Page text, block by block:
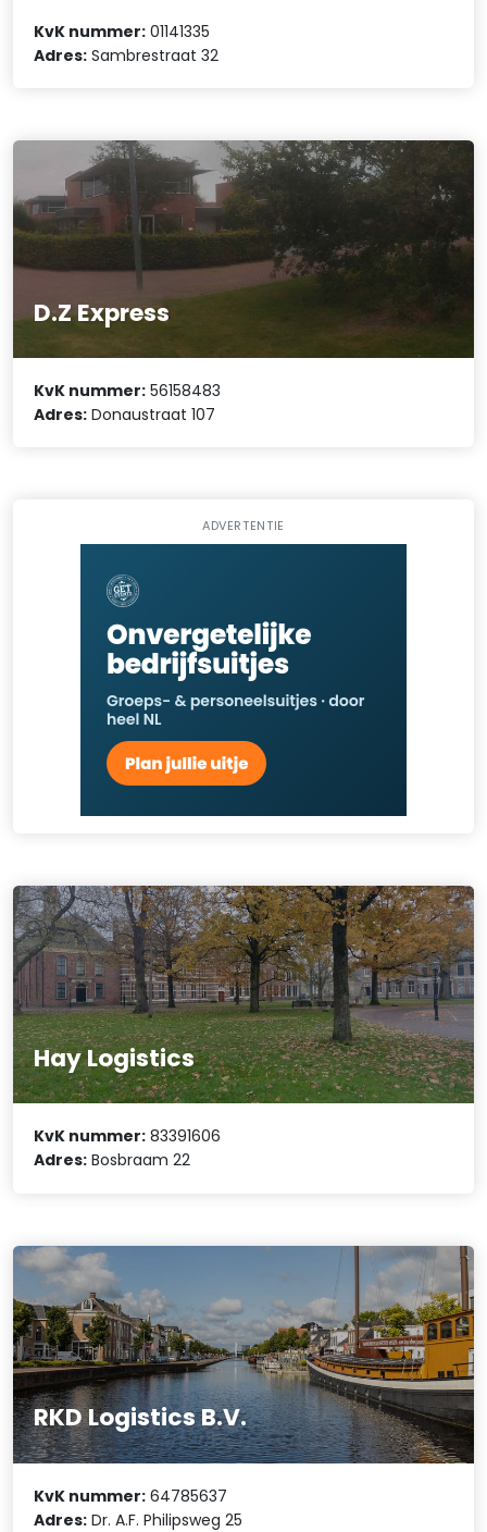
KvK nummer: 01141335
Adres: Sambrestraat 32
D.Z Express
KvK nummer: 56158483
Adres: Donaustraat 107
ADVERTENTIE
Hay Logistics
KvK nummer: 83391606
Adres: Bosbraam 22
RKD Logistics B.V.
KvK nummer: 64785637
Adres: Dr. A.F. Philipsweg 25